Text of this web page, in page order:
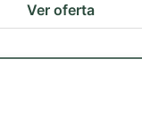
Ver oferta